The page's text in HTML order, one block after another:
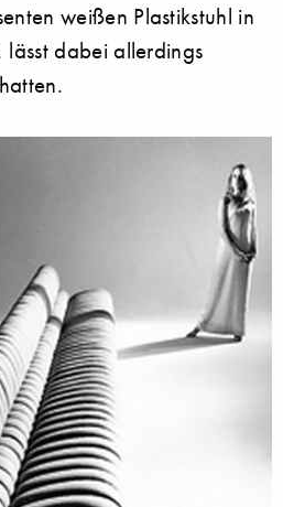
weißen Plastikstuhl in
dabei allerdings